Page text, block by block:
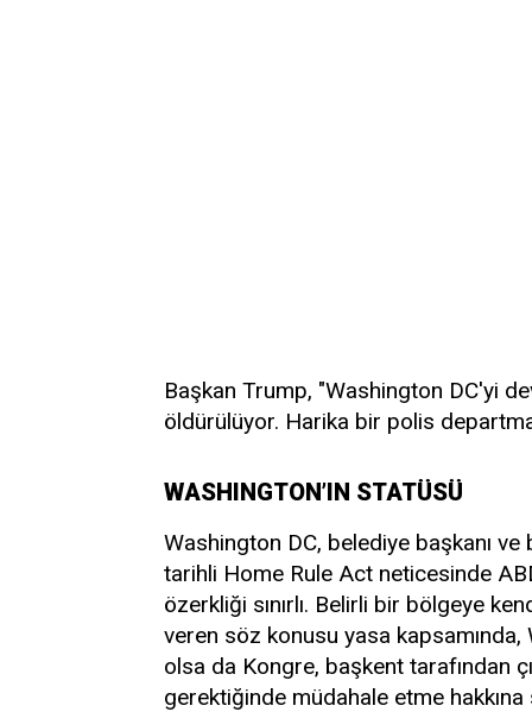
Başkan Trump, "Washington DC'yi
öldürülüyor. Harika bir polis
WASHINGTON’IN STATÜSÜ
Washington DC, belediye başkanı
tarihli Home Rule Act neticesinde
özerkliği sınırlı. Belirli bir bölgeye
veren söz konusu yasa kapsamında,
olsa da Kongre, başkent tarafından
gerektiğinde müdahale etme hakkına